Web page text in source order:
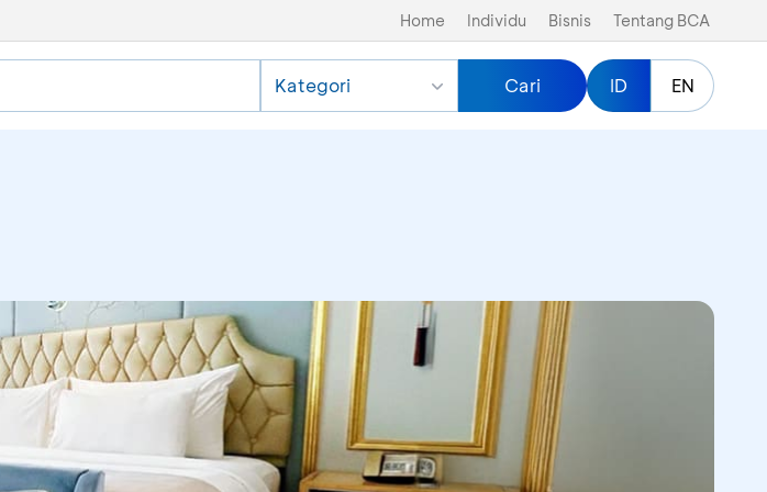
Home Individu Bisnis Tentang BCA
Kategori Cari ID EN